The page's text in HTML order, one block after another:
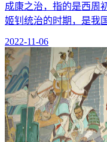
成康之治，指的是西周
姬钊统治的时期，是我
2022-11-06